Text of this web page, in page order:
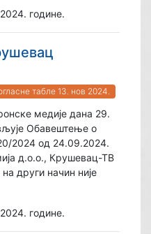
године.
табле 13. нов 2024.
медије дана 29.
Обавештење о
2024 од 24.09.2024.
д.о.о., Крушевац-ТВ
други начин није
године.